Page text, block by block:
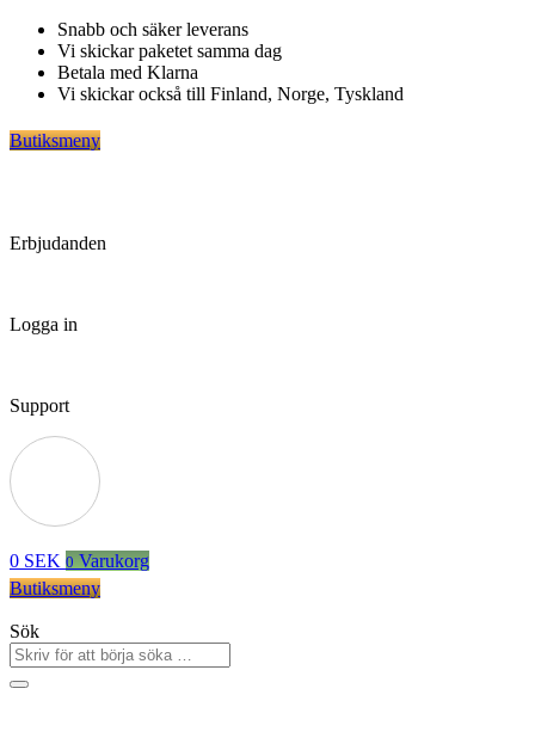
Hoppa
innehåll
Snabb och säker leverans
Vi skickar paketet samma dag
Betala med Klarna
Vi skickar också till Finland, Norge, Tyskland
Butiksmeny
Erbjudanden
Logga in
Support
0 SEK 0 Varukorg
Butiksmeny
Sök